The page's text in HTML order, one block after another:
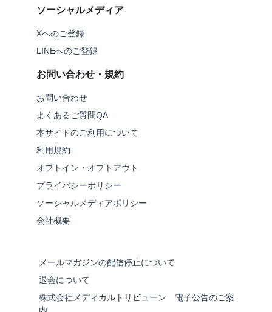
ソーシャルメディア
Xへのご登録
LINEへのご登録
お問い合わせ・規約
お問い合わせ
よくあるご質問QA
本サイトのご利用について
利用規約
オプトイン・オプトアウト
プライバシーポリシー
ソーシャルメディアポリシー
会社概要
メールマガジンの配信停止について
退会について
株式会社メディカルトリビューン 電子公告のご案